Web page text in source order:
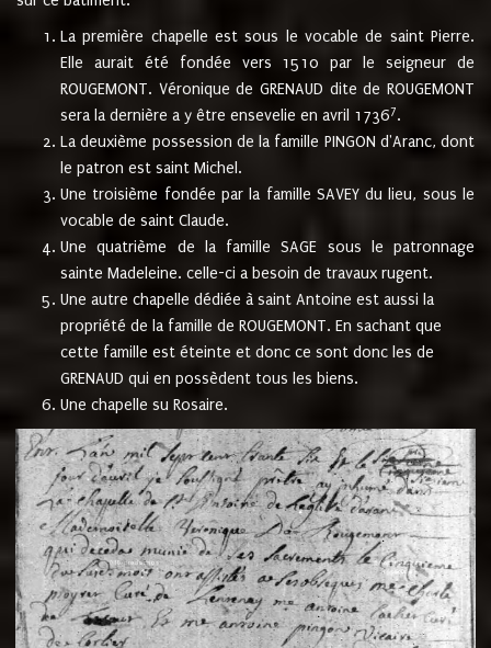
La première chapelle est sous le vocable de saint Pierre.
Elle aurait été fondée vers 1510 par le seigneur de
ROUGEMONT. Véronique de GRENAUD dite de ROUGEMONT
sera la dernière a y être ensevelie en avril 17367.
La deuxième possession de la famille PINGON d'Aranc, dont
le patron est saint Michel.
Une troisième fondée par la famille SAVEY du lieu, sous le
vocable de saint Claude.
Une quatrième de la famille SAGE sous le patronnage
sainte Madeleine. celle-ci a besoin de travaux rugent.
Une autre chapelle dédiée à saint Antoine est aussi la
propriété de la famille de ROUGEMONT. En sachant que
cette famille est éteinte et donc ce sont donc les de
GRENAUD qui en possèdent tous les biens.
Une chapelle su Rosaire.